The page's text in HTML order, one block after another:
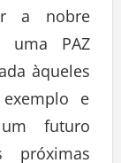
a nobre
uma PAZ
àqueles
e
futuro
próximas